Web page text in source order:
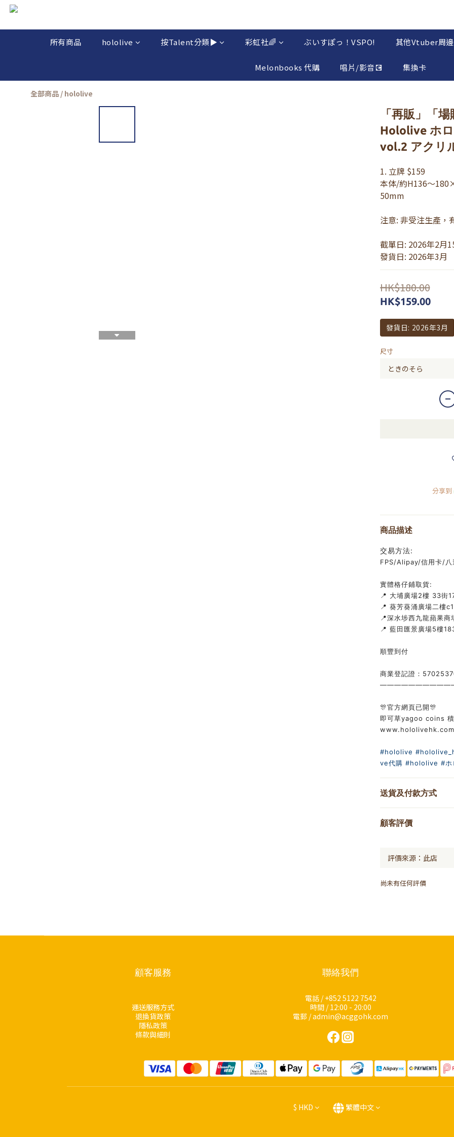
所有商品 hololive 按Talent分類▶️ 彩虹社🌈 ぶいすぽっ！VSPO! 其他Vtuber周邊
Melonbooks 代購 唱片/影音💽 集換卡
全部商品 / hololive
「再販」「
Hololive ホ
vol.2 アクリ
1. 立牌 $159
本体/約H136～
50mm
注意: 非受注生產，
截單日: 2026年2月
發貨日: 2026年3月
HK$180.00
HK$159.00
發貨日: 2026年3月
尺寸
分享到
商品描述
交易方法:
FPS/Alipay/信用卡/
實體格仔鋪取貨:
📍 大埔廣場2樓 33街
📍 葵芳葵涌廣場二樓
📍深水埗西九龍蘋果
📍 藍田匯景廣場5樓
順豐到付
商業登記證：
🎊官方網頁已開🎊
即可草yagoo coins
www.hololivehk.com
#hololive
ve代購 #hololive #ホ
送貨及付款方式
顧客評價
尚未有任何評價
顧客服務
運送服務方式
退換貨政策
隱私政策
條款與細則
聯絡我們
電話 / +852 5122 7542
時間 / 12:00 - 20:00
電郵 / admin@acggohk.com
$ HKD 繁體中文